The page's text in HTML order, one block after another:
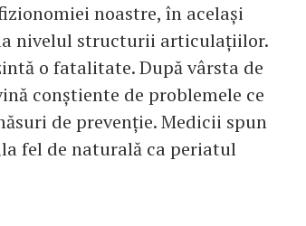
noastre, în același
nivelul structurii articulațiilor.
o fatalitate. După vârsta de
conștiente de problemele ce
de prevenție. Medicii spun
fel de naturală ca periatul